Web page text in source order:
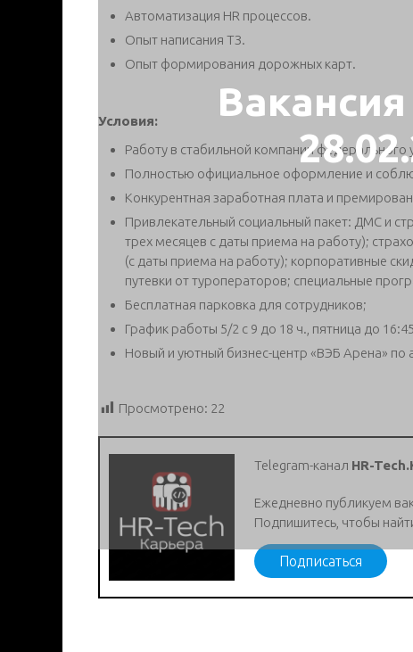
Автоматизация HR процессов.
Опыт написания ТЗ.
Опыт формирования дорожных карт.
Условия:
Работу в стабильной компании федерального
Полностью официальное оформление и
Конкурентная заработная плата и
Привлекательный социальный пакет: ДМС и
трех месяцев с даты приема на работу);
(с даты приема на работу); корпоративные
путевки от туроператоров; специальные
Бесплатная парковка для сотрудников;
График работы 5/2 с 9 до 18 ч., пятница до
Новый и уютный бизнес-центр «ВЭБ Арена» по
Просмотрено: 22
Telegram-канал HR-
Ежедневно публикуем
Подпишитесь, чтобы
Подписаться